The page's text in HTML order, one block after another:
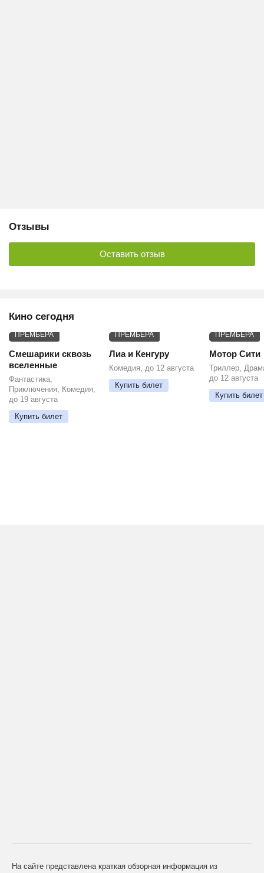
Отзывы
Оставить отзыв
Кино сегодня
ПРЕМЬЕРА
Смешарики сквозь
вселенные
Фантастика,
Приключения, Комедия,
до 19 августа
Купить билет
ПРЕМЬЕРА
Лиа и Кенгуру
Комедия, до 12 августа
Купить билет
ПРЕМЬЕРА
Мотор Сити
Триллер,
до 12 августа
Купить билет
На сайте представлена краткая обзорная информация из